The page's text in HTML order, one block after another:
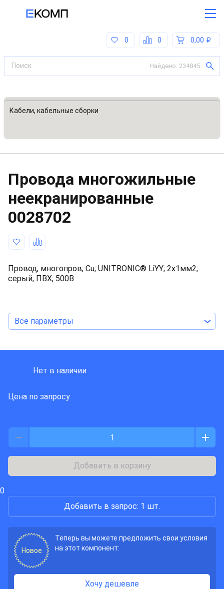
0,00
0
0
Найдено: 234845
Все категории
Кабели, кабельные сборки
Провода многожильные
неекранированные
0028702
Провод; многопров; Cu; UNITRONIC® LiYY; 2x1мм2;
серый; ПВХ; 500В
Все параметры
Нет в наличии
Цена по запросу
Добавить в корзину
0
Добавить в запрос: 1 шт.
Новое
Теперь вы можете предложить свои условия
на этот компонент:
Хочу дешевле